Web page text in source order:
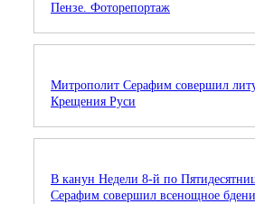
Пензе. Фоторепортаж
Митрополит Серафим совершил
Крещения Руси
В канун Недели 8-й по
Серафим совершил всенощное